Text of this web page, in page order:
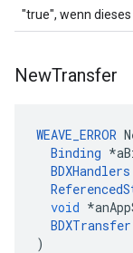
"true", wenn
NewTransfer
WEAVE_ERROR
Binding *
BDXHandlers
void *
BDXTransfer
)